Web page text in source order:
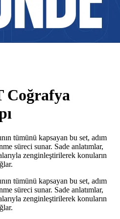
Coğrafya
tümünü kapsayan bu set, adım
süreci sunar. Sade anlatımlar,
zenginleştirilerek konuların
tümünü kapsayan bu set, adım
süreci sunar. Sade anlatımlar,
zenginleştirilerek konuların